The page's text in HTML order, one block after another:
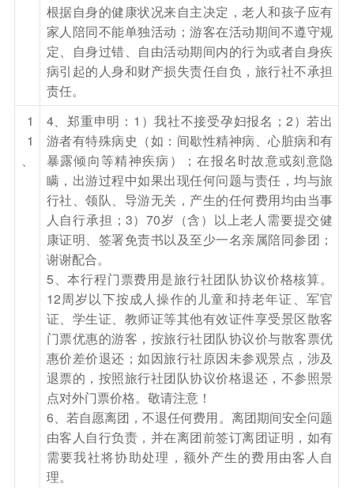
退费用。
参考酒店：长白山御麓泉度假酒店、长白山一山一
蓝生态主题酒店、长白山金水鹤国际酒店或入住不
低于以上档次的酒店
餐饮
早餐：有
中餐：自理
晚餐：有
住宿
二道白河
第6天 二道白河-吉林
酒店用早餐，后前往赠送游览【长白山新魔界旅游
风景区】景区处于长白山针叶、阔叶混交林
带，“魔界”的水系是长白山天池流泻而下的温泉
水，常年不结冰，每到冬季，当气温达零下20摄
氏度时，雾气蒸腾，出现雾凇和树挂，氤氲缭绕、
天人一体、旖旎景色如仙境，仿佛到了原始社会的
远古世界，摄影人称这里为“魔界”。后游览【美人
松空中廊桥公园】（游览时间约40分钟），纯白
廊桥满满艺术气息，镂空栈道小小的惊险缺停不下
脚步，几番折回长白主峰近在咫尺，透明观景台考
验你胆量的时刻~~亭亭玉立的美人松尽在眼前，
根据自身的健康状况来自主决定，老人和孩子应有
家人陪同不能单独活动；游客在活动期间不遵守规
定、自身过错、自由活动期间内的行为或者自身疾
病引起的人身和财产损失责任自负，旅行社不承担
责任。
1
1
4、郑重申明：1）我社不接受孕妇报名；2）若出
游者有特殊病史（如：间歇性精神病、心脏病和有
暴露倾向等精神疾病）；在报名时故意或刻意隐
瞒，出游过程中如果出现任何问题与责任，均与旅
行社、领队、导游无关，产生的任何费用均由当事
人自行承担；3）70岁（含）以上老人需要提交健
康证明、签署免责书以及至少一名亲属陪同参团；
谢谢配合。
5、本行程门票费用是旅行社团队协议价格核算。
12周岁以下按成人操作的儿童和持老年证、军官
证、学生证、教师证等其他有效证件享受景区散客
门票优惠的游客，按旅行社团队协议价与散客票优
惠价差价退还；如因旅行社原因未参观景点，涉及
退票的，按照旅行社团队协议价格退还，不参照景
点对外门票价格。敬请注意！
6、若自愿离团，不退任何费用。离团期间安全问题
由客人自行负责，并在离团前签订离团证明，如有
需要我社将协助处理，额外产生的费用由客人自
理。